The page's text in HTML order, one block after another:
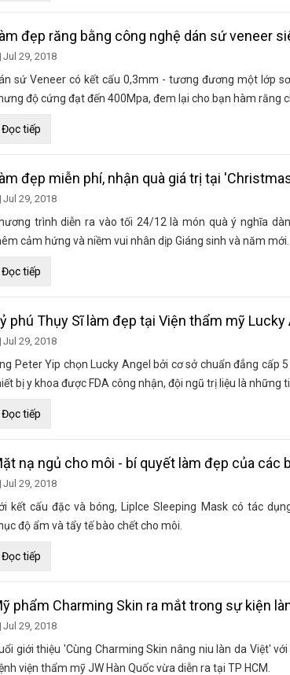
đẹp răng bằng công nghệ dán sứ veneer
Jul 29, 2018
sứ Veneer có kết cấu 0,3mm - tương đương một lớp
độ cứng đạt đến 400Mpa, đem lại cho bạn hàm răng
Đọc tiếp
đẹp miễn phí, nhận quà giá trị tại
Jul 29, 2018
trình diễn ra vào tối 24/12 là món quà ý nghĩa
cảm hứng và niềm vui nhân dịp Giáng sinh và năm mới.
Đọc tiếp
phú Thụy Sĩ làm đẹp tại Viện thẩm mỹ Lucky
Jul 29, 2018
Peter Yip chọn Lucky Angel bởi cơ sở chuẩn đẳng cấp
bị y khoa được FDA công nhận, đội ngũ trị liệu là những
Đọc tiếp
nạ ngủ cho môi - bí quyết làm đẹp của các
Jul 29, 2018
kết cấu đặc và bóng, LipIce Sleeping Mask có tác
độ ẩm và tẩy tế bào chết cho môi.
Đọc tiếp
phẩm Charming Skin ra mắt trong sự kiện
Jul 29, 2018
giới thiệu 'Cùng Charming Skin nâng niu làn da Việt'
viện thẩm mỹ JW Hàn Quốc vừa diễn ra tại TP HCM.